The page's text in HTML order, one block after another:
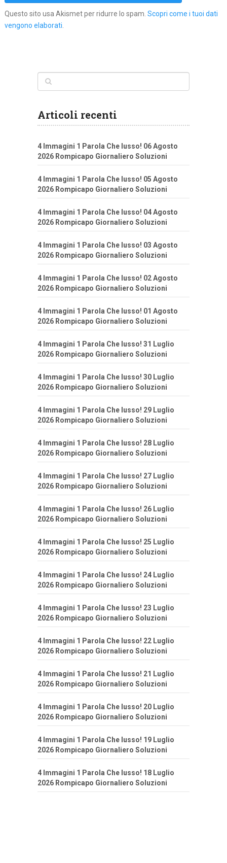
Questo sito usa Akismet per ridurre lo spam. Scopri come i tuoi dati
vengono elaborati
Articoli recenti
4 Immagini 1 Parola Che lusso! 06 Agosto
2026 Rompicapo Giornaliero Soluzioni
4 Immagini 1 Parola Che lusso! 05 Agosto
2026 Rompicapo Giornaliero Soluzioni
4 Immagini 1 Parola Che lusso! 04 Agosto
2026 Rompicapo Giornaliero Soluzioni
4 Immagini 1 Parola Che lusso! 03 Agosto
2026 Rompicapo Giornaliero Soluzioni
4 Immagini 1 Parola Che lusso! 02 Agosto
2026 Rompicapo Giornaliero Soluzioni
4 Immagini 1 Parola Che lusso! 01 Agosto
2026 Rompicapo Giornaliero Soluzioni
4 Immagini 1 Parola Che lusso! 31 Luglio
2026 Rompicapo Giornaliero Soluzioni
4 Immagini 1 Parola Che lusso! 30 Luglio
2026 Rompicapo Giornaliero Soluzioni
4 Immagini 1 Parola Che lusso! 29 Luglio
2026 Rompicapo Giornaliero Soluzioni
4 Immagini 1 Parola Che lusso! 28 Luglio
2026 Rompicapo Giornaliero Soluzioni
4 Immagini 1 Parola Che lusso! 27 Luglio
2026 Rompicapo Giornaliero Soluzioni
4 Immagini 1 Parola Che lusso! 26 Luglio
2026 Rompicapo Giornaliero Soluzioni
4 Immagini 1 Parola Che lusso! 25 Luglio
2026 Rompicapo Giornaliero Soluzioni
4 Immagini 1 Parola Che lusso! 24 Luglio
2026 Rompicapo Giornaliero Soluzioni
4 Immagini 1 Parola Che lusso! 23 Luglio
2026 Rompicapo Giornaliero Soluzioni
4 Immagini 1 Parola Che lusso! 22 Luglio
2026 Rompicapo Giornaliero Soluzioni
4 Immagini 1 Parola Che lusso! 21 Luglio
2026 Rompicapo Giornaliero Soluzioni
4 Immagini 1 Parola Che lusso! 20 Luglio
2026 Rompicapo Giornaliero Soluzioni
4 Immagini 1 Parola Che lusso! 19 Luglio
2026 Rompicapo Giornaliero Soluzioni
4 Immagini 1 Parola Che lusso! 18 Luglio
2026 Rompicapo Giornaliero Soluzioni